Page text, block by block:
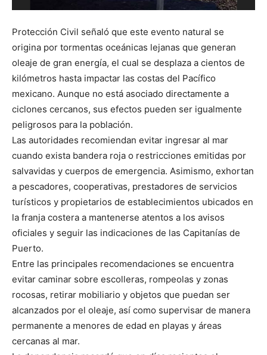
Protección Civil señaló que este evento natural se
origina por tormentas oceánicas lejanas que generan
oleaje de gran energía, el cual se desplaza a cientos de
kilómetros hasta impactar las costas del Pacífico
mexicano. Aunque no está asociado directamente a
ciclones cercanos, sus efectos pueden ser igualmente
peligrosos para la población.
Las autoridades recomiendan evitar ingresar al mar
cuando exista bandera roja o restricciones emitidas por
salvavidas y cuerpos de emergencia. Asimismo, exhortan
a pescadores, cooperativas, prestadores de servicios
turísticos y propietarios de establecimientos ubicados en
la franja costera a mantenerse atentos a los avisos
oficiales y seguir las indicaciones de las Capitanías de
Puerto.
Entre las principales recomendaciones se encuentra
evitar caminar sobre escolleras, rompeolas y zonas
rocosas, retirar mobiliario y objetos que puedan ser
alcanzados por el oleaje, así como supervisar de manera
permanente a menores de edad en playas y áreas
cercanas al mar.